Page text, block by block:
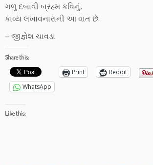
ગળુ દબાવી બ્રહ્મ કવિનું,
કાવ્ય લખાવનારાની આ વાત છે.
– જીજ્ઞેશ ચાવડા
Share this:
Print Reddit
WhatsApp
Like this: